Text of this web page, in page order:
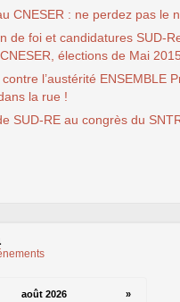
, 2014
, 2013
- IRSTEA, 2012
2011
2010
2008
CTPC2006-2009
GIEEditions
Inclassables
CNESER : ne perdez pas le
de foi et candidatures SUD-
CNESER, élections de Mai
l’austérité ENSEMBLE
la rue !
SUD-RE au congrès du
août 2026 »